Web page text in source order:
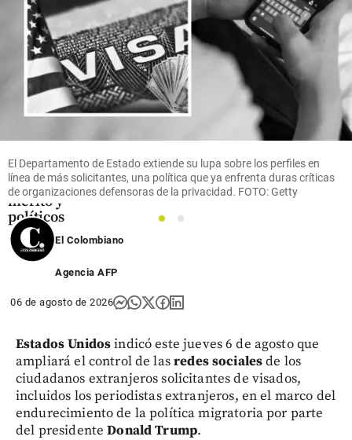
Colombia
Así va el
cuerpo
diplomático
del nuevo
Gobierno:
lealtades,
mérito y
políticos
share
El Departamento de Estado extiende su lupa sobre los perfiles en
línea de más solicitantes, una política que ya enfrenta duras críticas
de organizaciones defensoras de la privacidad. FOTO: Getty
1
2
El Colombiano
Agencia AFP
06 de agosto de 2026
Estados Unidosindicó este jueves 6 de agosto que
ampliará el control de lasredes socialesde los
ciudadanos extranjeros solicitantes de visados,
incluidos los periodistas extranjeros, en el marco del
endurecimiento de la política migratoria por parte
del presidenteDonald Trump.